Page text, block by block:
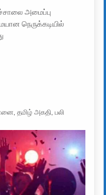
அமைப்பு
நெருக்கடியில்
தமிழ் அகதி பலி